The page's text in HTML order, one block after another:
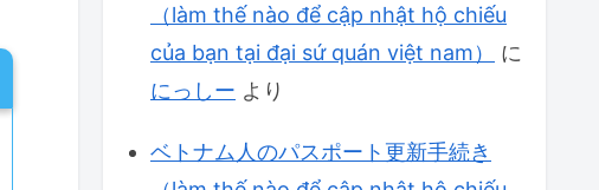
（làm thế nào để cập nhật hộ chiếu
của bạn tại đại sứ quán việt nam）
に
にっしー より
ベトナム人のパスポート更新手続き